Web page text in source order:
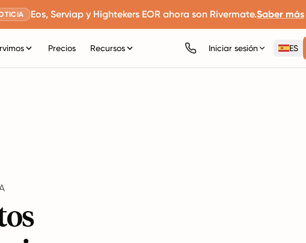
Eos, Serviap y Hightekers EOR ahora son Rivermate.Saber más
Precios Recursos Iniciar sesión ES